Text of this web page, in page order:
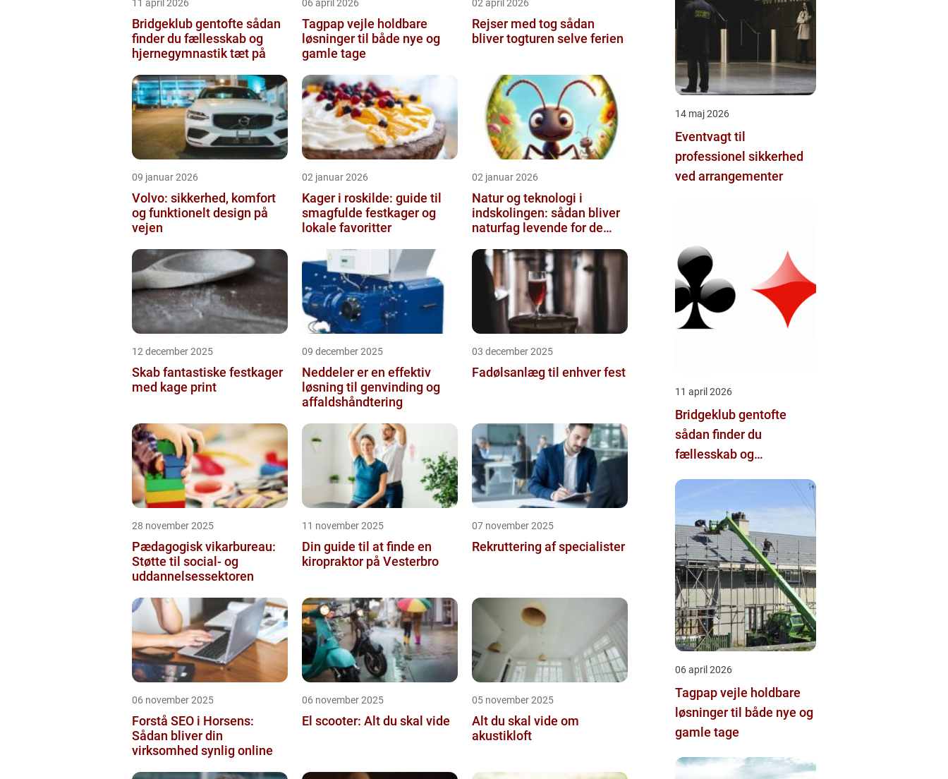
11 april 2026
Bridgeklub gentofte sådan
finder du fællesskab og
hjernegymnastik tæt på
06 april 2026
Tagpap vejle holdbare
løsninger til både nye og
gamle tage
02 april 2026
Rejser med tog sådan
bliver togturen selve ferien
09 januar 2026
Volvo: sikkerhed, komfort
og funktionelt design på
vejen
02 januar 2026
Kager i roskilde: guide til
smagfulde festkager og
lokale favoritter
02 januar 2026
Natur og teknologi i
indskolingen: sådan bliver
naturfag levende for de
12 december 2025
Skab fantastiske festkager
med kage print
09 december 2025
Neddeler er en effektiv
løsning til genvinding og
affaldshåndtering
03 december 2025
Fadølsanlæg til enhver fest
28 november 2025
Pædagogisk vikarbureau:
Støtte til social- og
uddannelsessektoren
11 november 2025
Din guide til at finde en
kiropraktor på Vesterbro
07 november 2025
Rekruttering af specialister
06 november 2025
Forstå SEO i Horsens:
Sådan bliver din
virksomhed synlig online
06 november 2025
El scooter: Alt du skal vide
05 november 2025
Alt du skal vide om
akustikloft
14 maj 2026
Eventvagt til
professionel sikkerhed
ved arrangementer
11 april 2026
Bridgeklub gentofte
sådan finder du
fællesskab og
06 april 2026
Tagpap vejle holdbare
løsninger til både nye og
gamle tage